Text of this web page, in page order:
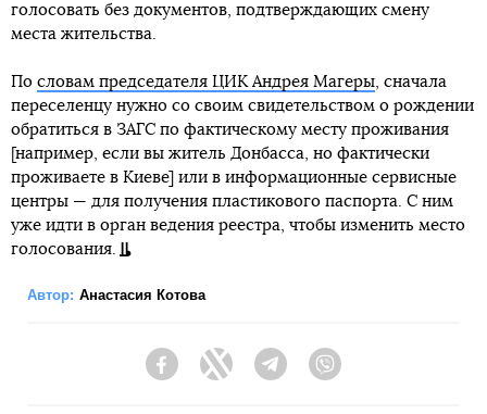
голосовать без документов, подтверждающих смену
места жительства.
По словам председателя ЦИК Андрея Магеры , сначала
переселенцу нужно со своим свидетельством о рождении
обратиться в ЗАГС по фактическому месту проживания
[например, если вы житель Донбасса, но фактически
проживаете в Киеве] или в информационные сервисные
центры — для получения пластикового паспорта. С ним
уже идти в орган ведения реестра, чтобы изменить место
голосования.
Автор: Анастасия Котова
FacebookTwitter Telegram